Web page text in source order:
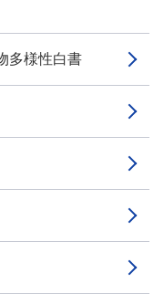
多様性白書